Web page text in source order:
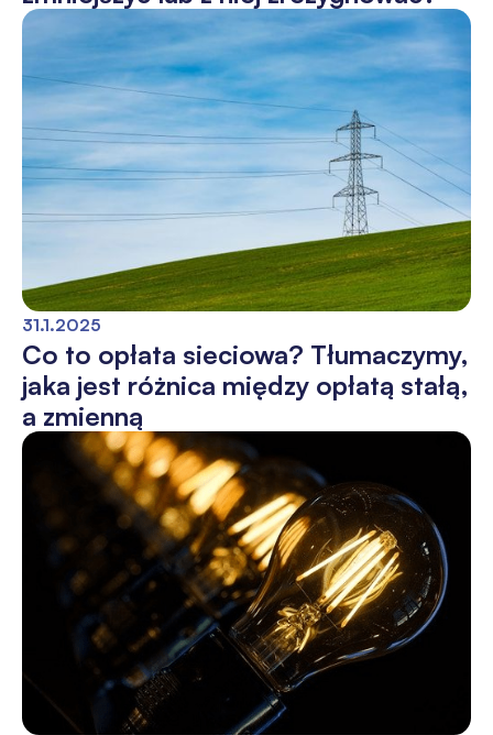
31.1.2025
Co to opłata sieciowa? Tłumaczymy,
jaka jest różnica między opłatą stałą,
a zmienną